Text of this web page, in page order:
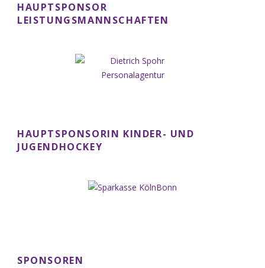
HAUPTSPONSOR
LEISTUNGSMANNSCHAFTEN
HAUPTSPONSORIN KINDER- UND
JUGENDHOCKEY
SPONSOREN